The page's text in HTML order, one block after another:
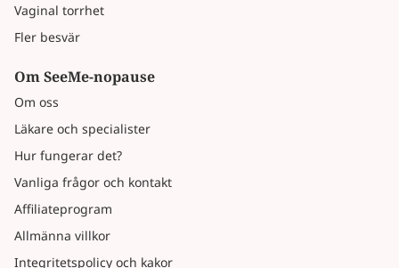
Vaginal torrhet
Fler besvär
Om SeeMe-nopause
Om oss
Läkare och specialister
Hur fungerar det?
Vanliga frågor och kontakt
Affiliateprogram
Allmänna villkor
Integritetspolicy och kakor